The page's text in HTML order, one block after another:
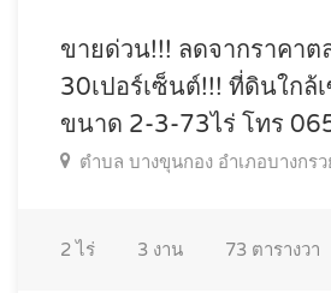
ขายด่วน!!! ลดจากราคาต
30เปอร์เซ็นต์!!! ที่ดินใกล้
ขนาด 2-3-73ไร่ โทร
ตำบล บางขุนกอง อำเภอบางกร
2ไร่ 3 งาน 73 ตารางวา